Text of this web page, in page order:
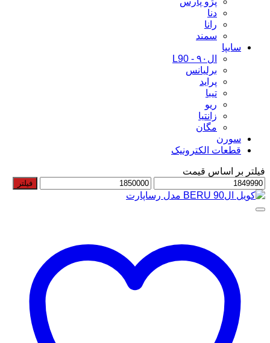
دنا
رانا
سمند
سایپا
ال۹۰ - L90
برلیانس
پراید
تیبا
ریو
زانتیا
مگان
سورن
قطعات الکترونیک
فیلتر بر اساس قیمت
حداقل
قیمت
حداکثر
قیمت
فیلتر